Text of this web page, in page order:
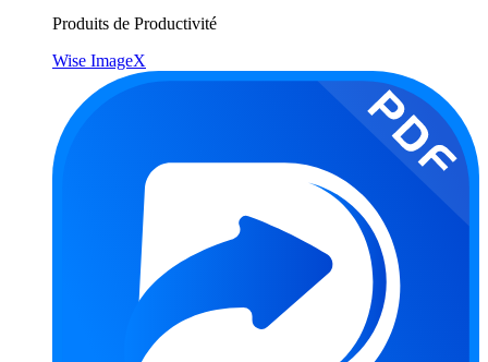
Produits de Productivité
Wise ImageX